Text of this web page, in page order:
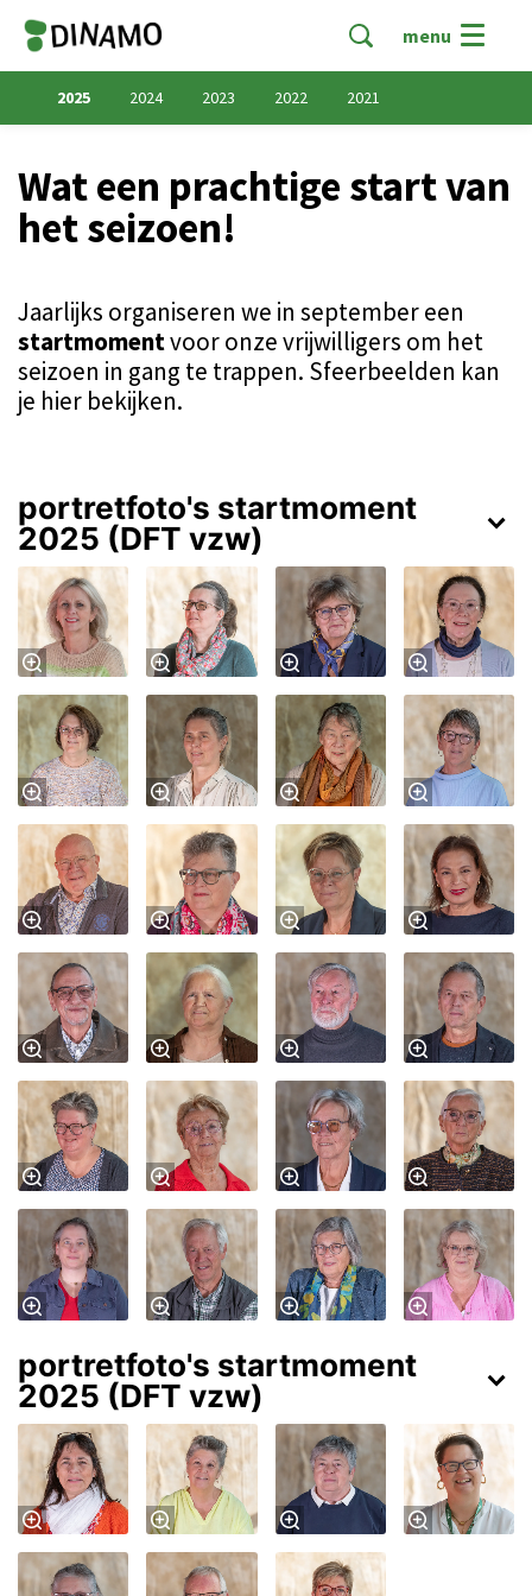
menu
2025 2024 2023 2022 2021
Wat een prachtige start van
het seizoen!
Jaarlijks organiseren we in september een
startmomentvoor onze vrijwilligers om het
seizoen in gang te trappen. Sfeerbeelden kan
je hier bekijken.
portretfoto's startmoment
2025 (DFT vzw)
portretfoto's startmoment
2025 (DFT vzw)